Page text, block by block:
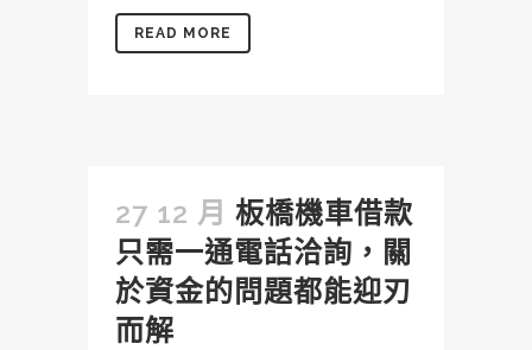
READ MORE
27 12 月 板橋機車借款
只需一通電話洽詢，關
於資金的問題都能迎刃
而解